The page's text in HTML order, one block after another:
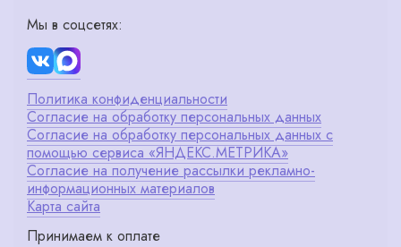
Мы в соцсетях:
Политика конфиденциальности
Согласие на обработку персональных данных
Согласие на обработку персональных данных с
помощью сервиса «ЯНДЕКС.МЕТРИКА»
Согласие на получение рассылки рекламно-
информационных материалов
Карта сайта
Принимаем к оплате